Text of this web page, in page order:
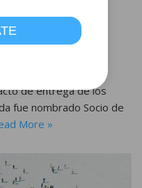
de entrega de los
fue nombrado Socio de
More »